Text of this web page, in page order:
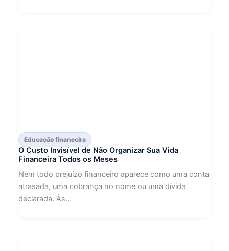
Educação financeira
O Custo Invisível de Não Organizar Sua Vida
Financeira Todos os Meses
Nem todo prejuízo financeiro aparece como uma conta
atrasada, uma cobrança no nome ou uma dívida
declarada. Às...